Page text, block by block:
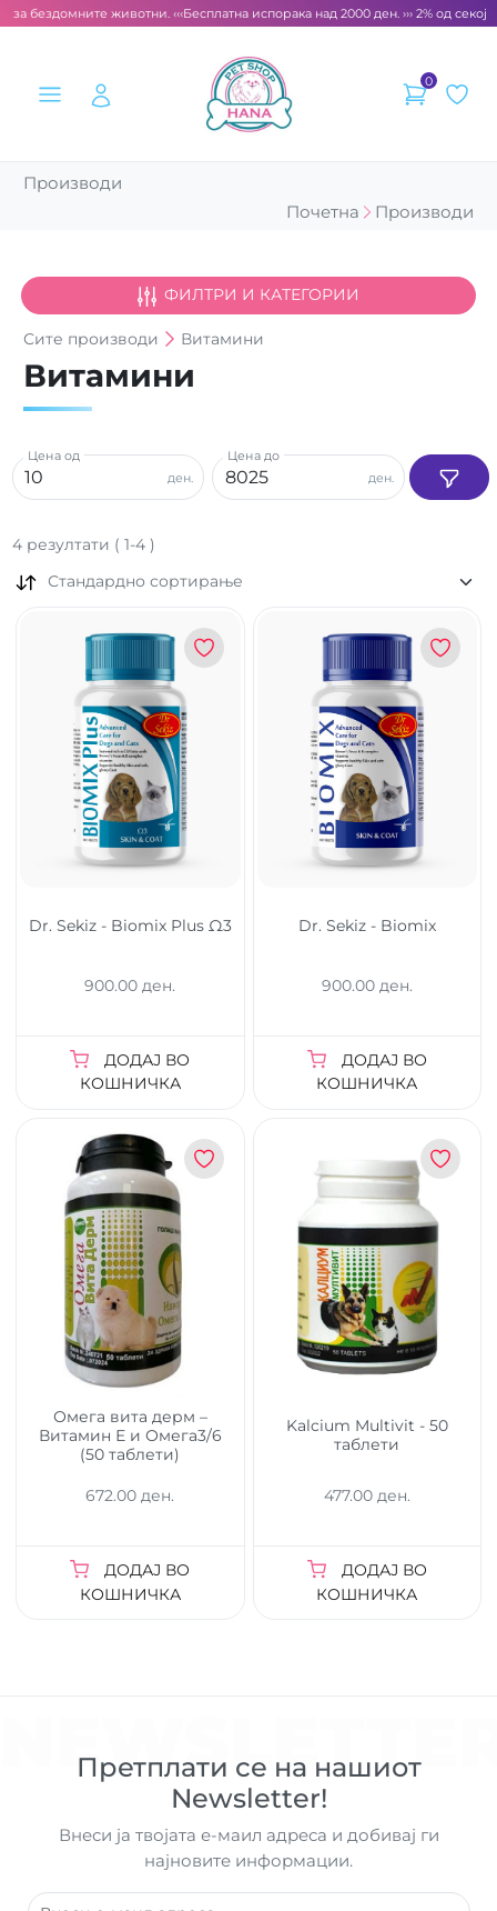
за бездомните животни. ‹‹‹Бесплатна испорака над 2000 ден. ››› 2% од
0
Производи
Почетна
Производи
ФИЛТРИ И КАТЕГОРИИ
Сите производи Витамини
Витамини
ден.
Цена од
ден.
Цена до
4 резултати ( 1-4)
Стандардно сортирање
Dr. Sekiz - Biomix Plus Ω3
900.00 ден.
ДОДАЈ ВО
КОШНИЧКА
Dr. Sekiz - Biomix
900.00 ден.
ДОДАЈ ВО
КОШНИЧКА
Омега вита дерм –
Витамин Е и Омега3/6
(50 таблети)
672.00 ден.
ДОДАЈ ВО
КОШНИЧКА
Kalcium Multivit - 50
таблети
477.00 ден.
ДОДАЈ ВО
КОШНИЧКА
Претплати се на нашиот
Newsletter!
Внеси ја твојата е-маил адреса и добивај ги
најновите информации.